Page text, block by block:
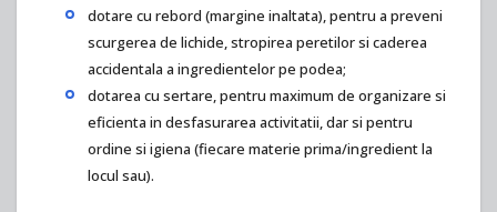
dotare cu rebord (margine inaltata), pentru a preveni
scurgerea de lichide, stropirea peretilor si caderea
accidentala a ingredientelor pe podea;
dotarea cu sertare, pentru maximum de organizare si
eficienta in desfasurarea activitatii, dar si pentru
ordine si igiena (fiecare materie prima/ingredient la
locul sau).